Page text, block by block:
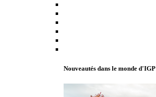
Nouveautés dans le monde d'IGP